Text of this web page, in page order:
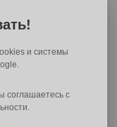
и системы
соглашаетесь с